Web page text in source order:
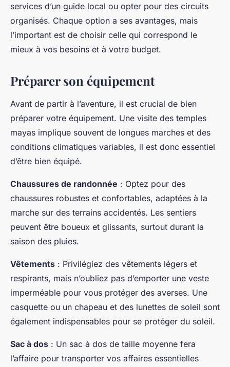
services d’un guide local ou opter pour des circuits
organisés. Chaque option a ses avantages, mais
l’important est de choisir celle qui correspond le
mieux à vos besoins et à votre budget.
Préparer son équipement
Avant de partir à l’aventure, il est crucial de bien
préparer votre équipement. Une visite des temples
mayas implique souvent de longues marches et des
conditions climatiques variables, il est donc essentiel
d’être bien équipé.
Chaussures de randonnée : Optez pour des
chaussures robustes et confortables, adaptées à la
marche sur des terrains accidentés. Les sentiers
peuvent être boueux et glissants, surtout durant la
saison des pluies.
Vêtements : Privilégiez des vêtements légers et
respirants, mais n’oubliez pas d’emporter une veste
imperméable pour vous protéger des averses. Une
casquette ou un chapeau et des lunettes de soleil sont
également indispensables pour se protéger du soleil.
Sac à dos : Un sac à dos de taille moyenne fera
l’affaire pour transporter vos affaires essentielles